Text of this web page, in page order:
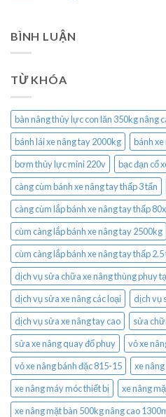
BÌNH LUẬN
TỪ KHÓA
bàn nâng thủy lực con lăn 350kg nâng
bánh lái xe nâng tay 2000kg
bánh
bơm thủy lực mini 220v
bạc đạn cổ
càng cùm bánh xe nâng tay thấp 3 tấn
càng cùm lắp bánh xe nâng tay thấp
cùm càng lắp bánh xe nâng tay 2500kg
cùm càng lắp bánh xe nâng tay thấp 2.5
dịch vụ sửa chữa xe nâng thùng phuy
dịch vụ sửa xe nâng các loại
dịch vụ
dịch vụ sửa xe nâng tay cao
sửa
sửa xe nâng quay đổ phuy
vỏ xe
vỏ xe nâng bánh đặc 815-15
xe
xe nâng máy móc thiết bị
xe nâng
xe nâng mặt bàn 500kg nâng cao